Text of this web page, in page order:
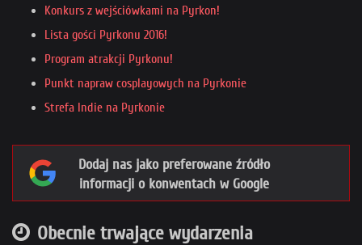
Konkurs z wejściówkami na Pyrkon!
Lista gości Pyrkonu 2016!
Program atrakcji Pyrkonu!
Punkt napraw cosplayowych na Pyrkonie
Strefa Indie na Pyrkonie
Dodaj nas jako preferowane źródło
informacji o konwentach w Google
Obecnie trwające wydarzenia